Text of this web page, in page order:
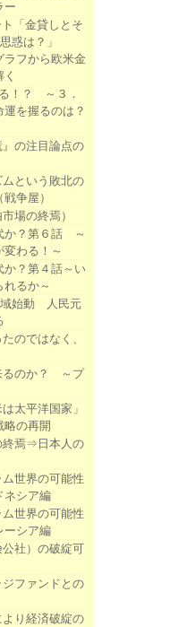
ー
「金貸しとそ
惑は？」
フから欧米金
く
！？ ～３．
運を握るのは？
の注目論点の
という敗北の
争屋）
場の終焉）
か？第６話 ～
わる！～
か？第４話～い
るか～
域始動 人民元
のではなく、
るのか？ ～プ
太平洋国家」
略の再開
終焉⇒日本人の
世界の可能性
ネシア編
世界の可能性
シア編
社）の破綻可
ファンドとの
り経済破綻の